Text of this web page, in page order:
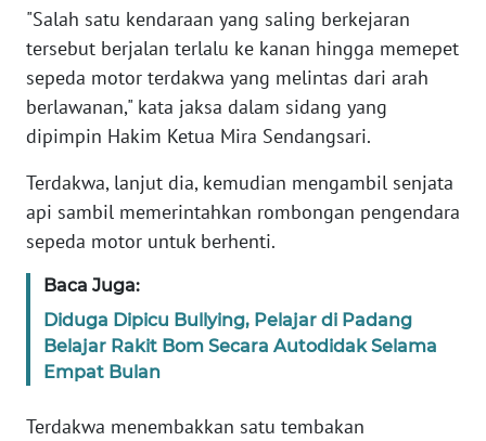
"Salah satu kendaraan yang saling berkejaran
tersebut berjalan terlalu ke kanan hingga memepet
sepeda motor terdakwa yang melintas dari arah
berlawanan," kata jaksa dalam sidang yang
dipimpin Hakim Ketua Mira Sendangsari.
Terdakwa, lanjut dia, kemudian mengambil senjata
api sambil memerintahkan rombongan pengendara
sepeda motor untuk berhenti.
Baca Juga:
Diduga Dipicu Bullying, Pelajar di Padang
Belajar Rakit Bom Secara Autodidak Selama
Empat Bulan
Terdakwa menembakkan satu tembakan
DISCLAIMER
News
Regional
SUMUT
WN
WN
JABAR
BANTEN